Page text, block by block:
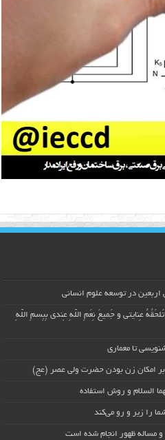
در توسعه علوم انسانی
عِنایتی و جَمیعَ نِعَمِ اللّهِ عِندی بِبِسمِ اللّهِ
تا معماری
بر امکان زن بودن حضرت ولی عصر (عج)
السلام و روش استفاده
را زیر و رو می‌کند
مساله ظهور انجام شده است